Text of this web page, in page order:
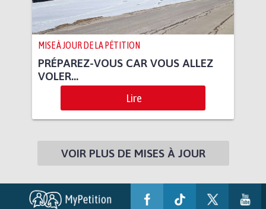
MISE À JOUR DE LA PÉTITION
PRÉPAREZ-VOUS CAR VOUS ALLEZ
VOLER...
Lire
VOIR PLUS DE MISES À JOUR